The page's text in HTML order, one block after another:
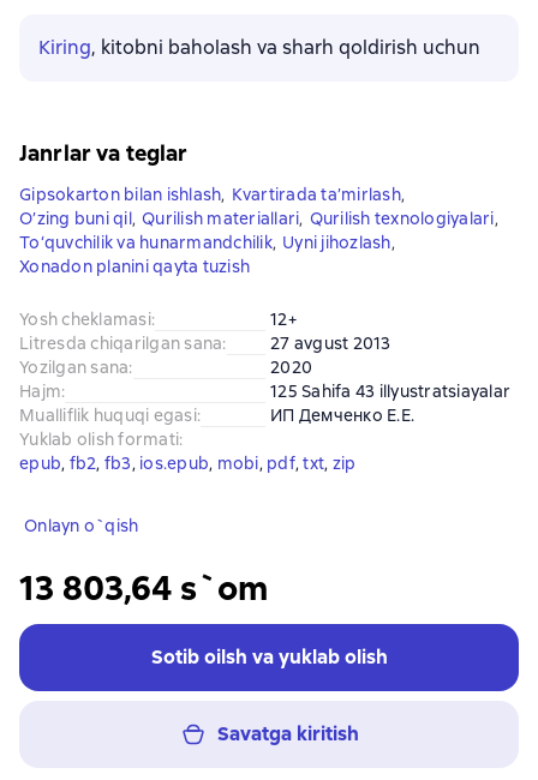
Kiring, kitobni baholash va sharh qoldirish uchun
Janrlar va teglar
Gipsokarton bilan ishlash, Kvartirada ta’mirlash,
O’zing buni qil, Qurilish materiallari, Qurilish texnologiyalari,
To‘quvchilik va hunarmandchilik, Uyni jihozlash,
Xonadon planini qayta tuzish
Yosh cheklamasi:
12+
Litresda chiqarilgan sana:
27 avgust 2013
Yozilgan sana:
2020
Hajm:
125 Sahifa 43 illyustratsiayalar
Mualliflik huquqi egasi:
ИП Демченко Е.Е.
Yuklab olish formati:
epub, fb2, fb3, ios.epub, mobi, pdf, txt, zip
Onlayn o`qish
13 803,64 s`om
Sotib oilsh va yuklab olish
Savatga kiritish